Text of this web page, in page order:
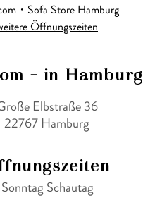
・Sofa Store Hamburg
Öffnungszeiten
- in Hamburg
Elbstraße 36
22767 Hamburg
Sonntag Schautag